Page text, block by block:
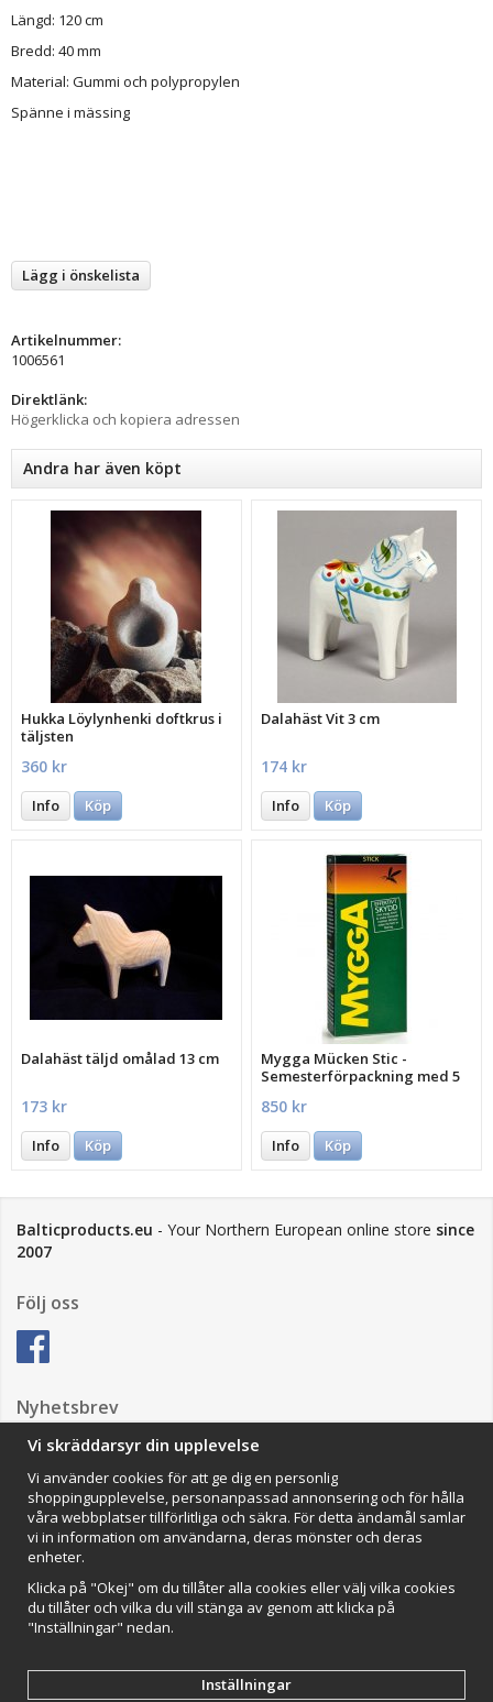
Längd: 120 cm
Bredd: 40 mm
Material: Gummi och polypropylen
Spänne i mässing
Lägg i önskelista
Artikelnummer:
1006561
Direktlänk:
Högerklicka och kopiera adressen
Andra har även köpt
Hukka Löylynhenki doftkrus i
täljsten
360 kr
Info Köp
Dalahäst Vit 3 cm
174 kr
Info Köp
Dalahäst täljd omålad 13 cm
173 kr
Info Köp
Mygga Mücken Stic -
Semesterförpackning med 5
850 kr
Info Köp
Balticproducts.eu - Your Northern European online store since
2007
Följ oss
Nyhetsbrev
Impressum
VAMOS Commerce AB
Organisationsnummer: 559502-0453
Vi skräddarsyr din upplevelse
Vi använder cookies för att ge dig en personlig
shoppingupplevelse, personanpassad annonsering och för hålla
våra webbplatser tillförlitliga och säkra. För detta ändamål samlar
vi in information om användarna, deras mönster och deras
enheter.
Klicka på "Okej" om du tillåter alla cookies eller välj vilka cookies
du tillåter och vilka du vill stänga av genom att klicka på
"Inställningar" nedan.
Inställningar